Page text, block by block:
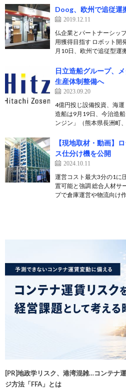
Doog、欧州で追従運
2019.12.11
仏企業とパートナーシッ
用獲得目指す ロボット開
月10日、欧州で追従型運
日立造船グループ、
生産体制整備へ
2023.09.20
4億円投じ設備投資、海
造船は9月19日、今治造
ンジン」（熊本県長洲町
【現地取材・動画】
ス仕分け機を公開
2024.10.11
運営コスト最大3分の1に
置可能と強調 総合人材サ
プで倉庫運営や物流向け
[PR]地政学リスク、港湾混雑…コンテナ
ジ方法「FFA」とは